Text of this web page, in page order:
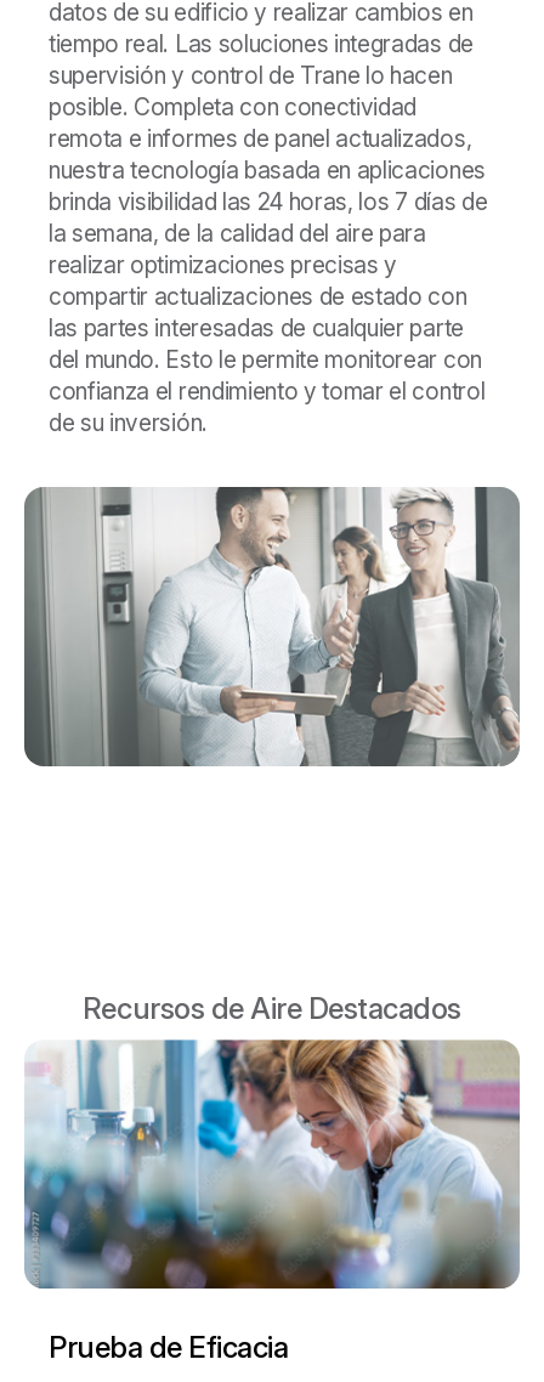
datos de su edificio y realizar cambios en
tiempo real. Las soluciones integradas de
supervisión y control de Trane lo hacen
posible. Completa con conectividad
remota e informes de panel actualizados,
nuestra tecnología basada en aplicaciones
brinda visibilidad las 24 horas, los 7 días de
la semana, de la calidad del aire para
realizar optimizaciones precisas y
compartir actualizaciones de estado con
las partes interesadas de cualquier parte
del mundo. Esto le permite monitorear con
confianza el rendimiento y tomar el control
de su inversión.
Recursos de Aire Destacados
Prueba de Eficacia